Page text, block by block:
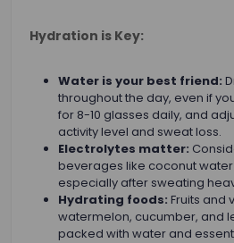
Hydration is Key:
Water is your best friend:
throughout the day, even if
for 8-10 glasses daily, and
activity level and sweat loss.
Electrolytes matter:
beverages like coconut
especially after sweating
Hydrating foods: Fruits and
watermelon, cucumber, and
packed with water and